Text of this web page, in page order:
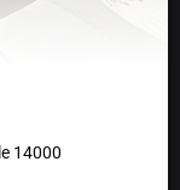
14000